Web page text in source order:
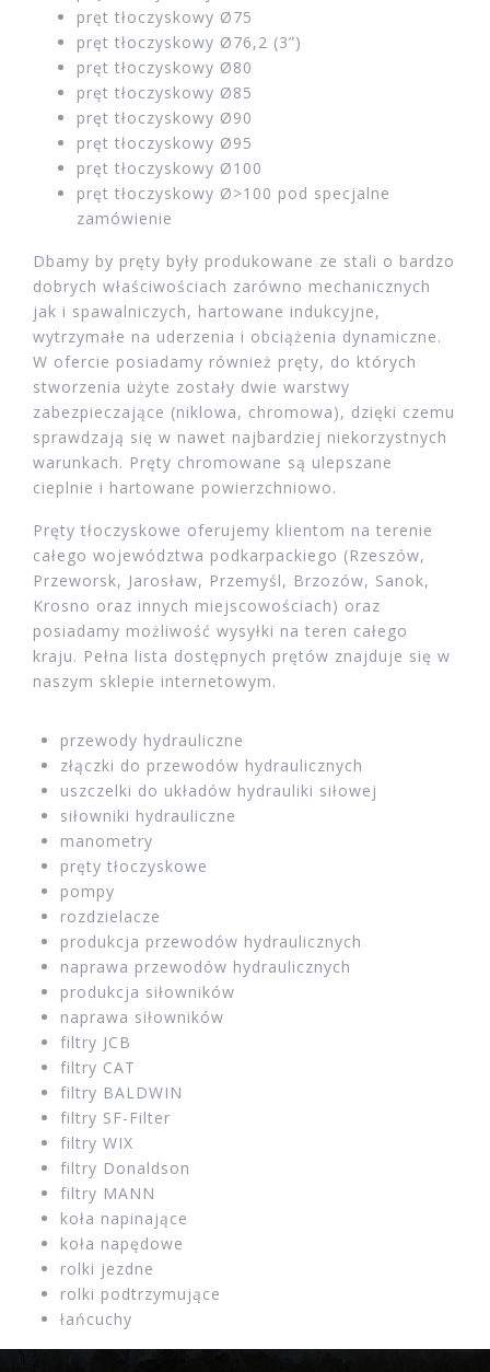
pręt tłoczyskowy Ø75
pręt tłoczyskowy Ø76,2 (3”)
pręt tłoczyskowy Ø80
pręt tłoczyskowy Ø85
pręt tłoczyskowy Ø90
pręt tłoczyskowy Ø95
pręt tłoczyskowy Ø100
pręt tłoczyskowy Ø>100 pod specjalne
zamówienie
Dbamy by pręty były produkowane ze stali o bardzo
dobrych właściwościach zarówno mechanicznych
jak i spawalniczych, hartowane indukcyjne,
wytrzymałe na uderzenia i obciążenia dynamiczne.
W ofercie posiadamy również pręty, do których
stworzenia użyte zostały dwie warstwy
zabezpieczające (niklowa, chromowa), dzięki czemu
sprawdzają się w nawet najbardziej niekorzystnych
warunkach. Pręty chromowane są ulepszane
cieplnie i hartowane powierzchniowo.
Pręty tłoczyskowe oferujemy klientom na terenie
całego województwa podkarpackiego (Rzeszów,
Przeworsk, Jarosław, Przemyśl, Brzozów, Sanok,
Krosno oraz innych miejscowościach) oraz
posiadamy możliwość wysyłki na teren całego
kraju. Pełna lista dostępnych prętów znajduje się w
naszym sklepie internetowym.
przewody hydrauliczne
złączki do przewodów hydraulicznych
uszczelki do układów hydrauliki siłowej
siłowniki hydrauliczne
manometry
pręty tłoczyskowe
pompy
rozdzielacze
produkcja przewodów hydraulicznych
naprawa przewodów hydraulicznych
produkcja siłowników
naprawa siłowników
filtry JCB
filtry CAT
filtry BALDWIN
filtry SF-Filter
filtry WIX
filtry Donaldson
filtry MANN
koła napinające
koła napędowe
rolki jezdne
rolki podtrzymujące
łańcuchy